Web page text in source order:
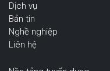
Dịch vụ
Bản tin
Nghề nghiệp
Liên hệ